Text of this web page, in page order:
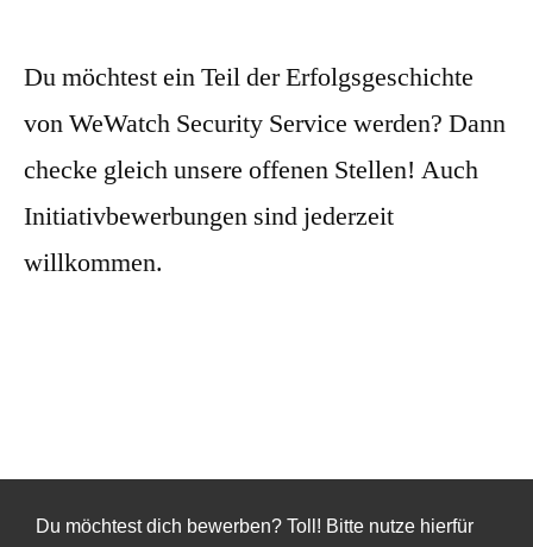
Du möchtest ein Teil der Erfolgsgeschichte
von WeWatch Security Service werden? Dann
checke gleich unsere offenen Stellen! Auch
Initiativbewerbungen sind jederzeit
willkommen.
Du möchtest dich bewerben? Toll! Bitte nutze hierfür